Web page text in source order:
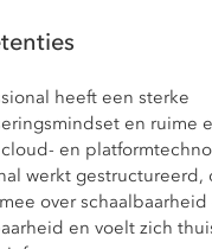
heeft een sterke
en ruime
en
werkt gestructureerd,
over schaalbaarheid
en voelt zich